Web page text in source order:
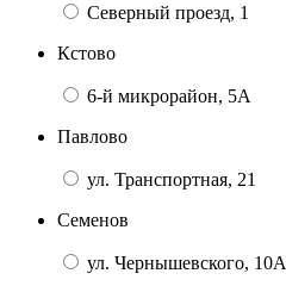
Северный проезд, 1
Кстово
6-й микрорайон, 5А
Павлово
ул. Транспортная, 21
Семенов
ул. Чернышевского, 10А